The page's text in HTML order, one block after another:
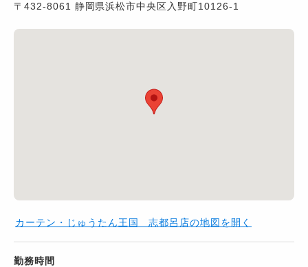
〒432-8061 静岡県浜松市中央区入野町10126-1
カーテン・じゅうたん王国 志都呂店の地図を開く
勤務時間